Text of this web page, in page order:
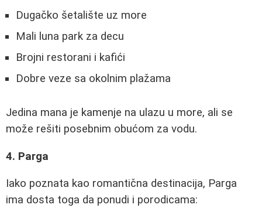
Dugačko šetalište uz more
Mali luna park za decu
Brojni restorani i kafići
Dobre veze sa okolnim plažama
Jedina mana je kamenje na ulazu u more, ali se
može rešiti posebnim obućom za vodu.
4. Parga
Iako poznata kao romantična destinacija, Parga
ima dosta toga da ponudi i porodicama: